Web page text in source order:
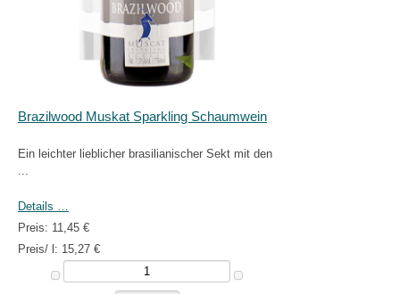
Brazilwood Muskat Sparkling Schaumwein
Ein leichter lieblicher brasilianischer Sekt mit den
...
Details …
Preis: 11,45 €
Preis/ l: 15,27 €